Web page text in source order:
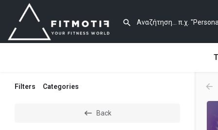
Filters Categories
Back